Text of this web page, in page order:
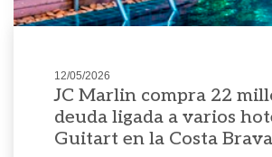
12/05/2026
JC Marlin compra 22
deuda ligada a varios
Guitart en la Costa Brava